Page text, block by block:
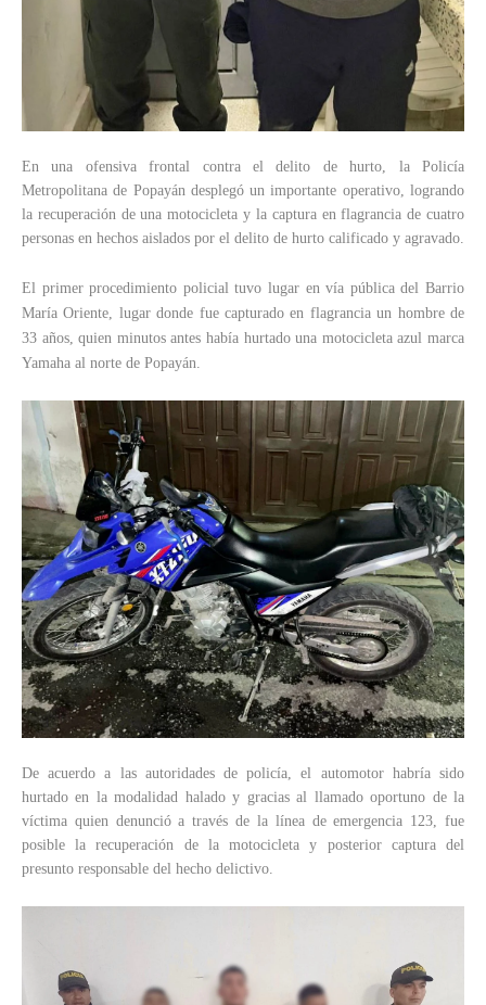
En una ofensiva frontal contra el delito de hurto, la Policía
Metropolitana de Popayán desplegó un importante operativo, logrando
la recuperación de una motocicleta y la captura en flagrancia de cuatro
personas en hechos aislados por el delito de hurto calificado y agravado.
El primer procedimiento policial tuvo lugar en vía pública del Barrio
María Oriente, lugar donde fue capturado en flagrancia un hombre de
33 años, quien minutos antes había hurtado una motocicleta azul marca
Yamaha al norte de Popayán.
De acuerdo a las autoridades de policía, el automotor habría sido
hurtado en la modalidad halado y gracias al llamado oportuno de la
víctima quien denunció a través de la línea de emergencia 123, fue
posible la recuperación de la motocicleta y posterior captura del
presunto responsable del hecho delictivo.